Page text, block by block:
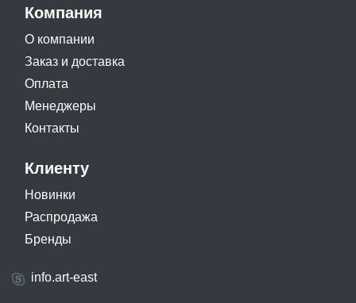
Компания
О компании
Заказ и доставка
Оплата
Менеджеры
Контакты
Клиенту
Новинки
Распродажа
Бренды
info.art-east